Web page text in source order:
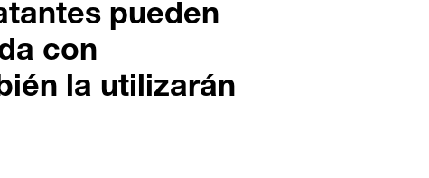
pueden
con
la utilizarán